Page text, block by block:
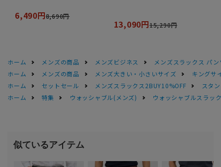
6,490円8,690円
13,090円15,290円
ホーム メンズの商品 メンズビジネス
メンズスラックス パン
ホーム
メンズの商品 メンズ大きい・小さいサイズ
キングサ
ホーム
セットセール メンズスラックス2BUY10%OFF
スタ
ホーム
特集 ウォッシャブル(メンズ) ウォッシャブルスラッ